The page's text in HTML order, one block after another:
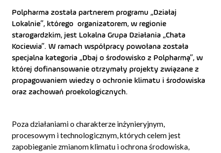
Polpharma została partnerem programu „Działaj
Lokalnie”, którego organizatorem, w regionie
starogardzkim, jest Lokalna Grupa Działania „Chata
Kociewia”. W ramach współpracy powołana została
specjalna kategoria „Dbaj o środowisko z Polpharmą”, w
której dofinansowanie otrzymały projekty związane z
propagowaniem wiedzy o ochronie klimatu i środowiska
oraz zachowań proekologicznych.
Poza działaniami o charakterze inżynieryjnym,
procesowym i technologicznym, których celem jest
zapobieganie zmianom klimatu i ochrona środowiska,